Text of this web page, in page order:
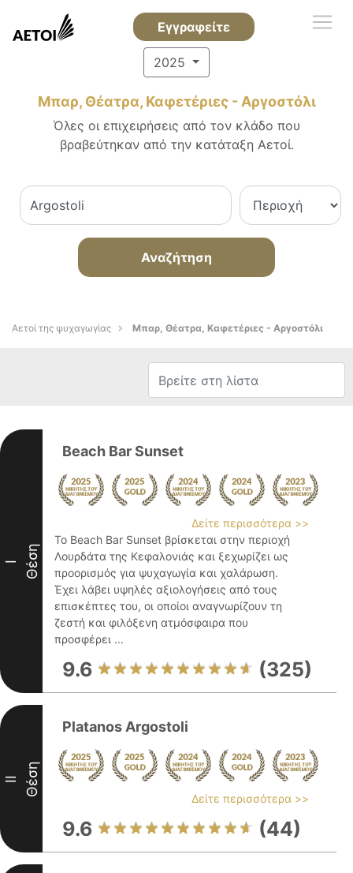
Εγγραφείτε
2025
Μπαρ, Θέατρα, Καφετέριες - Αργοστόλι
Όλες οι επιχειρήσεις από τον κλάδο που
βραβεύτηκαν από την κατάταξη Αετοί.
Αναζήτηση
Αετοί της ψυχαγωγίας Μπαρ, Θέατρα, Καφετέριες - Αργοστόλι
I Θέση
Beach Bar Sunset
Δείτε περισσότερα >>
Το Beach Bar Sunset βρίσκεται στην περιοχή
Λουρδάτα της Κεφαλονιάς και ξεχωρίζει ως
προορισμός για ψυχαγωγία και χαλάρωση.
Έχει λάβει υψηλές αξιολογήσεις από τους
επισκέπτες του, οι οποίοι αναγνωρίζουν τη
ζεστή και φιλόξενη ατμόσφαιρα που
προσφέρει ...
9.6 (325)
II Θέση
Platanos Argostoli
Δείτε περισσότερα >>
9.6 (44)